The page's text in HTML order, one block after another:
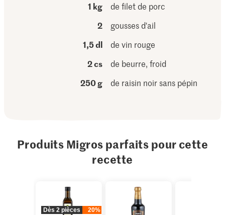
1 kg
de filet de porc
2
gousses d'ail
1,5 dl
de vin rouge
2 cs
de beurre, froid
250 g
de raisin noir sans pépin
Produits Migros parfaits pour cette
recette
Dès 2 pièces 20%